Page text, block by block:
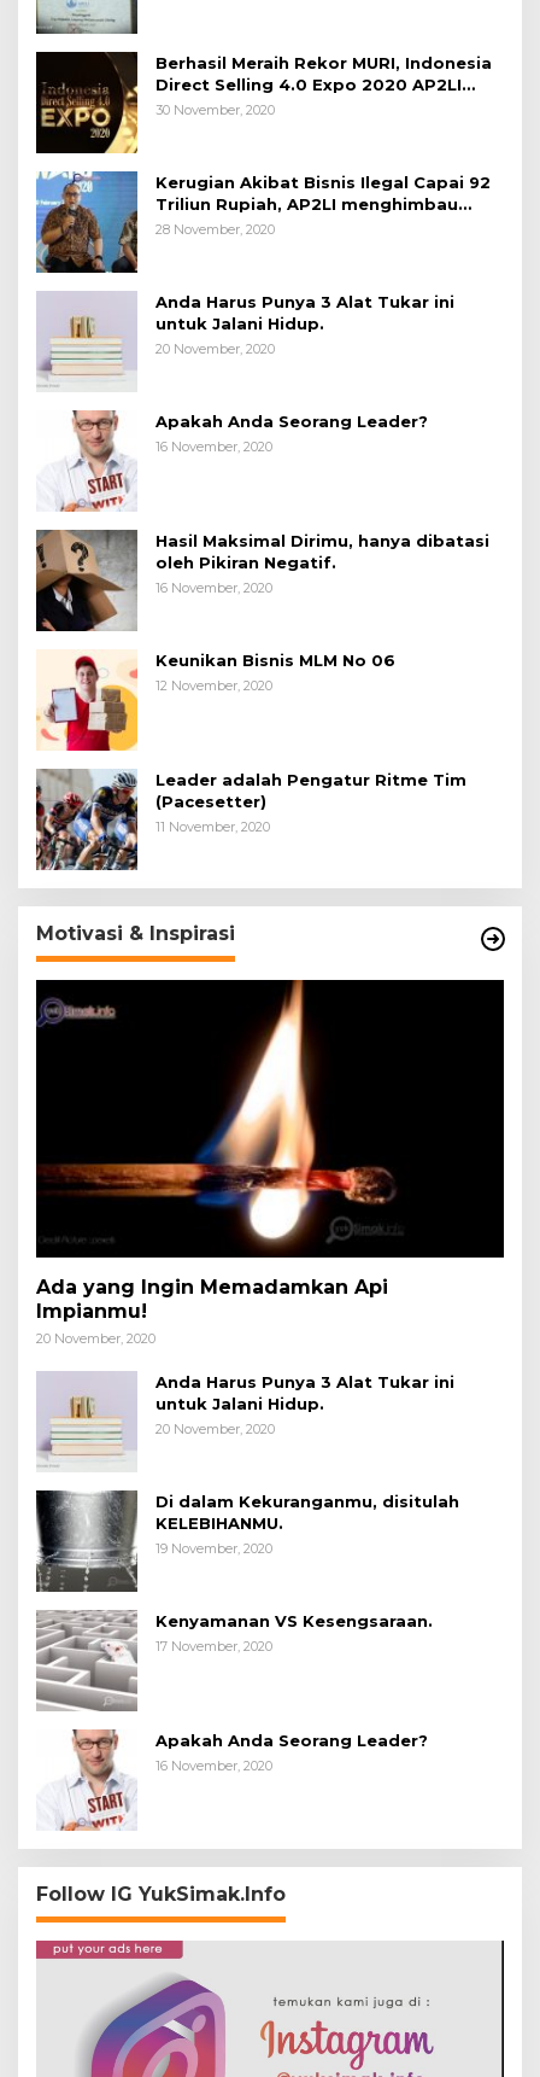
Berhasil Meraih Rekor MURI, Indonesia
Direct Selling 4.0 Expo 2020 AP2LI
berakhir sangat memuaskan
30 November, 2020
Kerugian Akibat Bisnis Ilegal Capai 92
Triliun Rupiah, AP2LI menghimbau
masyarakat Waspada.
28 November, 2020
Anda Harus Punya 3 Alat Tukar ini
untuk Jalani Hidup.
20 November, 2020
Apakah Anda Seorang Leader?
16 November, 2020
Hasil Maksimal Dirimu, hanya dibatasi
oleh Pikiran Negatif.
16 November, 2020
Keunikan Bisnis MLM No 06
12 November, 2020
Leader adalah Pengatur Ritme Tim
(Pacesetter)
11 November, 2020
Motivasi & Inspirasi
Ada yang Ingin Memadamkan Api
Impianmu!
20 November, 2020
Anda Harus Punya 3 Alat Tukar ini
untuk Jalani Hidup.
20 November, 2020
Di dalam Kekuranganmu, disitulah
KELEBIHANMU.
19 November, 2020
Kenyamanan VS Kesengsaraan.
17 November, 2020
Apakah Anda Seorang Leader?
16 November, 2020
Follow IG YukSimak.Info